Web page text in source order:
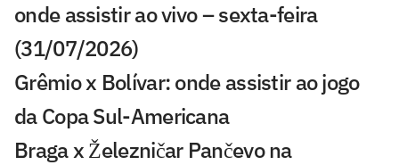
onde assistir ao vivo – sexta-feira
(31/07/2026)
Grêmio x Bolívar: onde assistir ao jogo
da Copa Sul-Americana
Braga x Železničar Pančevo na